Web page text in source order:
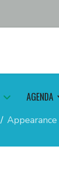
AGENDA